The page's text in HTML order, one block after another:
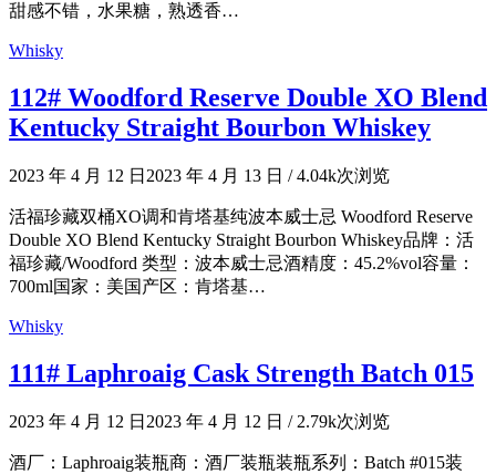
甜感不错，水果糖，熟透香…
Whisky
112# Woodford Reserve Double XO Blend
Kentucky Straight Bourbon Whiskey
2023 年 4 月 12 日 2023 年 4 月 13 日 /4.04k次浏览
活福珍藏双桶XO调和肯塔基纯波本威士忌 Woodford Reserve
Double XO Blend Kentucky Straight Bourbon Whiskey品牌：活
福珍藏/Woodford 类型：波本威士忌酒精度：45.2%vol容量：
700ml国家：美国产区：肯塔基…
Whisky
111# Laphroaig Cask Strength Batch 015
2023 年 4 月 12 日 2023 年 4 月 12 日 /2.79k次浏览
酒厂：Laphroaig装瓶商：酒厂装瓶装瓶系列：Batch #015装